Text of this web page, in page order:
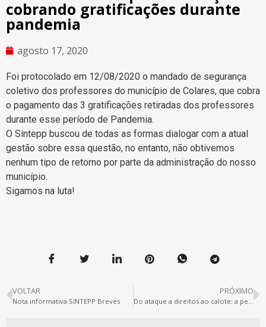
cobrando gratificações durante
pandemia
agosto 17, 2020
Foi protocolado em 12/08/2020 o mandado de segurança
coletivo dos professores do município de Colares, que cobra
o pagamento das 3 gratificações retiradas dos professores
durante esse período de Pandemia.
O Sintepp buscou de todas as formas dialogar com a atual
gestão sobre essa questão, no entanto, não obtivemos
nenhum tipo de retorno por parte da administração do nosso
município.
Sigamos na luta!
VOLTAR
Nota informativa SINTEPP Breves
PRÓXIMO